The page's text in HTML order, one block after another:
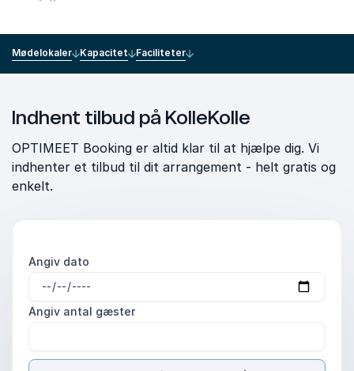
Mødelokaler Kapacitet Faciliteter
Indhent tilbud på KolleKolle
OPTIMEET Booking er altid klar til at hjælpe dig. Vi
indhenter et tilbud til dit arrangement - helt gratis og
enkelt.
Angiv dato
Angiv antal gæster